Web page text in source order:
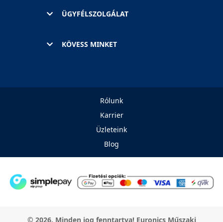
ÜGYFÉLSZOLGÁLAT
KÖVESS MINKET
Rólunk
Karrier
Üzleteink
Blog
© 2026. Minden jog fenntartva! Euronics Műszaki